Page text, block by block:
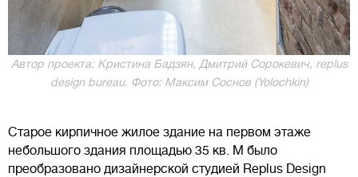
Автор проекта: Кристина Бадзян, Дмитрий Сорокевич, rеplus
design bureau. Фото: Максим Соснов (Yolochkin)
Старое кирпичное жилое здание на первом этаже
небольшого здания площадью 35 кв. М было
преобразовано дизайнерской студией Rеplus Design